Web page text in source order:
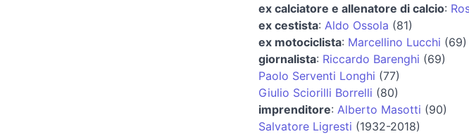
ex calciatore e allenatore di calcio:
ex cestista: Aldo Ossola (81)
ex motociclista: Marcellino Lucchi (69)
giornalista: Riccardo Barenghi (69)
Paolo Serventi Longhi (77)
Giulio Sciorilli Borrelli (80)
imprenditore: Alberto Masotti (90)
Salvatore Ligresti (1932-2018)